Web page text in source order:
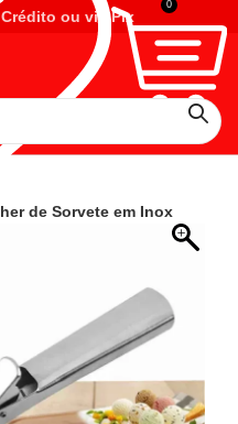
ou via Pix
0
de Sorvete em Inox